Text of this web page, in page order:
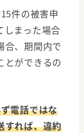
件の被害申
しまった場合
合、期間内で
とができるの
電話ではな
すれば、違約